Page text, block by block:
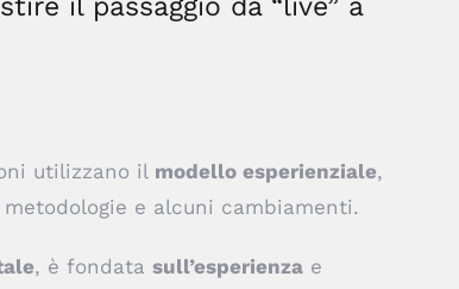
il passaggio da “live” a
utilizzano il modello esperienziale,
e alcuni cambiamenti.
, è fondata sull’esperienza e